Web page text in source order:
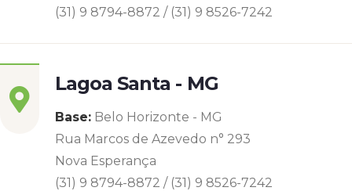
(31) 9 8794-8872 / (31) 9 8526-7242
Lagoa Santa - MG
Base: Belo Horizonte - MG
Rua Marcos de Azevedo n° 293
Nova Esperança
(31) 9 8794-8872 / (31) 9 8526-7242